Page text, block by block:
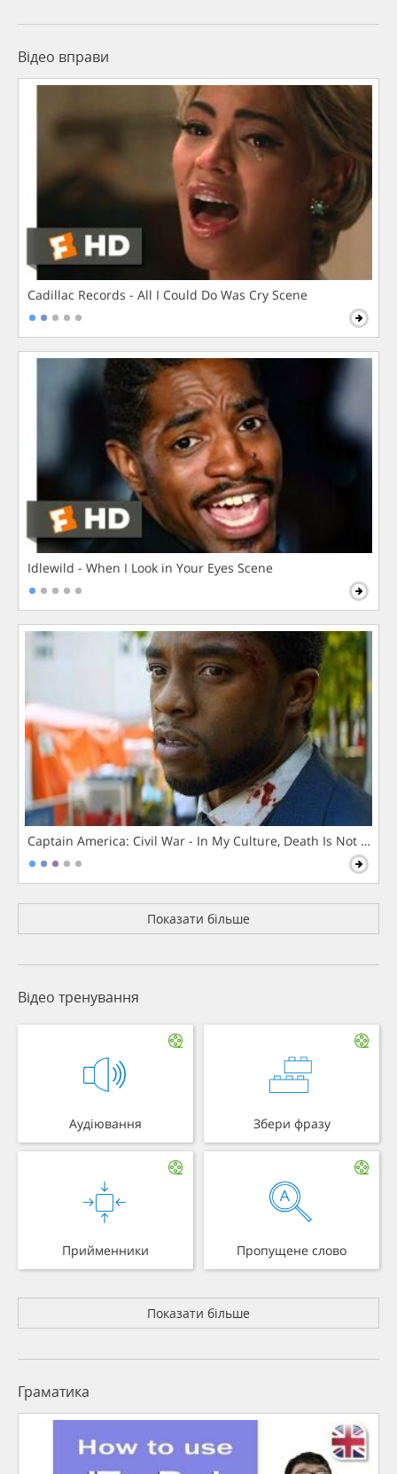
Відео вправи
Cadillac Records - All I Could Do Was Cry Scene
Idlewild - When I Look in Your Eyes Scene
Captain America: Civil War - In My Culture, Death Is Not The
Показати більше
Відео тренування
Аудіювання Збери фразу
Прийменники Пропущене слово
Показати більше
Граматика